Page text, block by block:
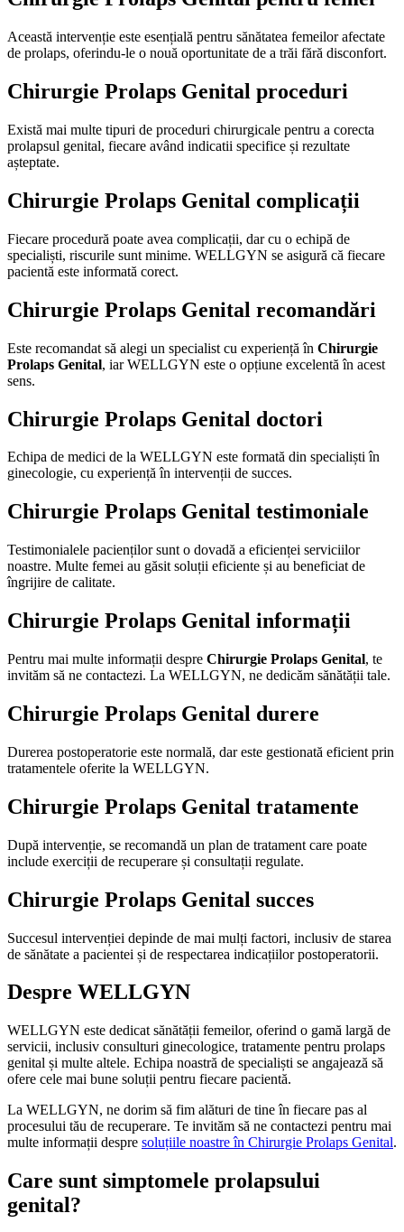
Această intervenție este esențială pentru sănătatea femeilor afectate
de prolaps, oferindu-le o nouă oportunitate de a trăi fără disconfort.
Chirurgie Prolaps Genital proceduri
Există mai multe tipuri de proceduri chirurgicale pentru a corecta
prolapsul genital, fiecare având indicatii specifice și rezultate
așteptate.
Chirurgie Prolaps Genital complicații
Fiecare procedură poate avea complicații, dar cu o echipă de
specialiști, riscurile sunt minime. WELLGYN se asigură că fiecare
pacientă este informată corect.
Chirurgie Prolaps Genital recomandări
Este recomandat să alegi un specialist cu experiență în Chirurgie
Prolaps Genital, iar WELLGYN este o opțiune excelentă în acest
sens.
Chirurgie Prolaps Genital doctori
Echipa de medici de la WELLGYN este formată din specialiști în
ginecologie, cu experiență în intervenții de succes.
Chirurgie Prolaps Genital testimoniale
Testimonialele pacienților sunt o dovadă a eficienței serviciilor
noastre. Multe femei au găsit soluții eficiente și au beneficiat de
îngrijire de calitate.
Chirurgie Prolaps Genital informații
Pentru mai multe informații despre Chirurgie Prolaps Genital, te
invităm să ne contactezi. La WELLGYN, ne dedicăm sănătății tale.
Chirurgie Prolaps Genital durere
Durerea postoperatorie este normală, dar este gestionată eficient prin
tratamentele oferite la WELLGYN.
Chirurgie Prolaps Genital tratamente
După intervenție, se recomandă un plan de tratament care poate
include exerciții de recuperare și consultații regulate.
Chirurgie Prolaps Genital succes
Succesul intervenției depinde de mai mulți factori, inclusiv de starea
de sănătate a pacientei și de respectarea indicațiilor postoperatorii.
Despre WELLGYN
WELLGYN este dedicat sănătății femeilor, oferind o gamă largă de
servicii, inclusiv consulturi ginecologice, tratamente pentru prolaps
genital și multe altele. Echipa noastră de specialiști se angajează să
ofere cele mai bune soluții pentru fiecare pacientă.
La WELLGYN, ne dorim să fim alături de tine în fiecare pas al
procesului tău de recuperare. Te invităm să ne contactezi pentru mai
multe informații despre soluțiile noastre în Chirurgie Prolaps Genital.
Care sunt simptomele prolapsului
genital?